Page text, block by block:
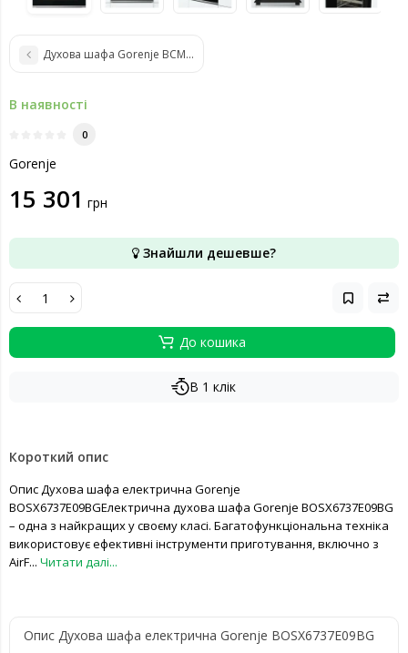
Духова шафа Gorenje BCM4547A10BG
В наявності
0
Gorenje
15 301 грн
Знайшли дешевше?
До кошика
В 1 клік
Короткий опис
Опис Духова шафа електрична Gorenje
BOSX6737E09BGЕлектрична духова шафа Gorenje BOSX6737E09BG
– одна з найкращих у своєму класі. Багатофункціональна техніка
використовує ефективні інструменти приготування, включно з
AirF... Читати далі...
Опис Духова шафа електрична Gorenje BOSX6737E09BG